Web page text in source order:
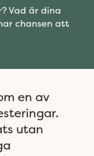
Vad är dina
chansen att
en av
utan